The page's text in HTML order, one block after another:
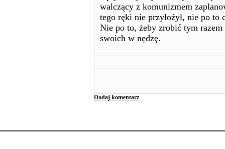
walczący z komunizmem
tego ręki nie przyłożył, nie po to
Nie po to, żeby zrobić tym
swoich w nędzę.
Dodaj komentarz